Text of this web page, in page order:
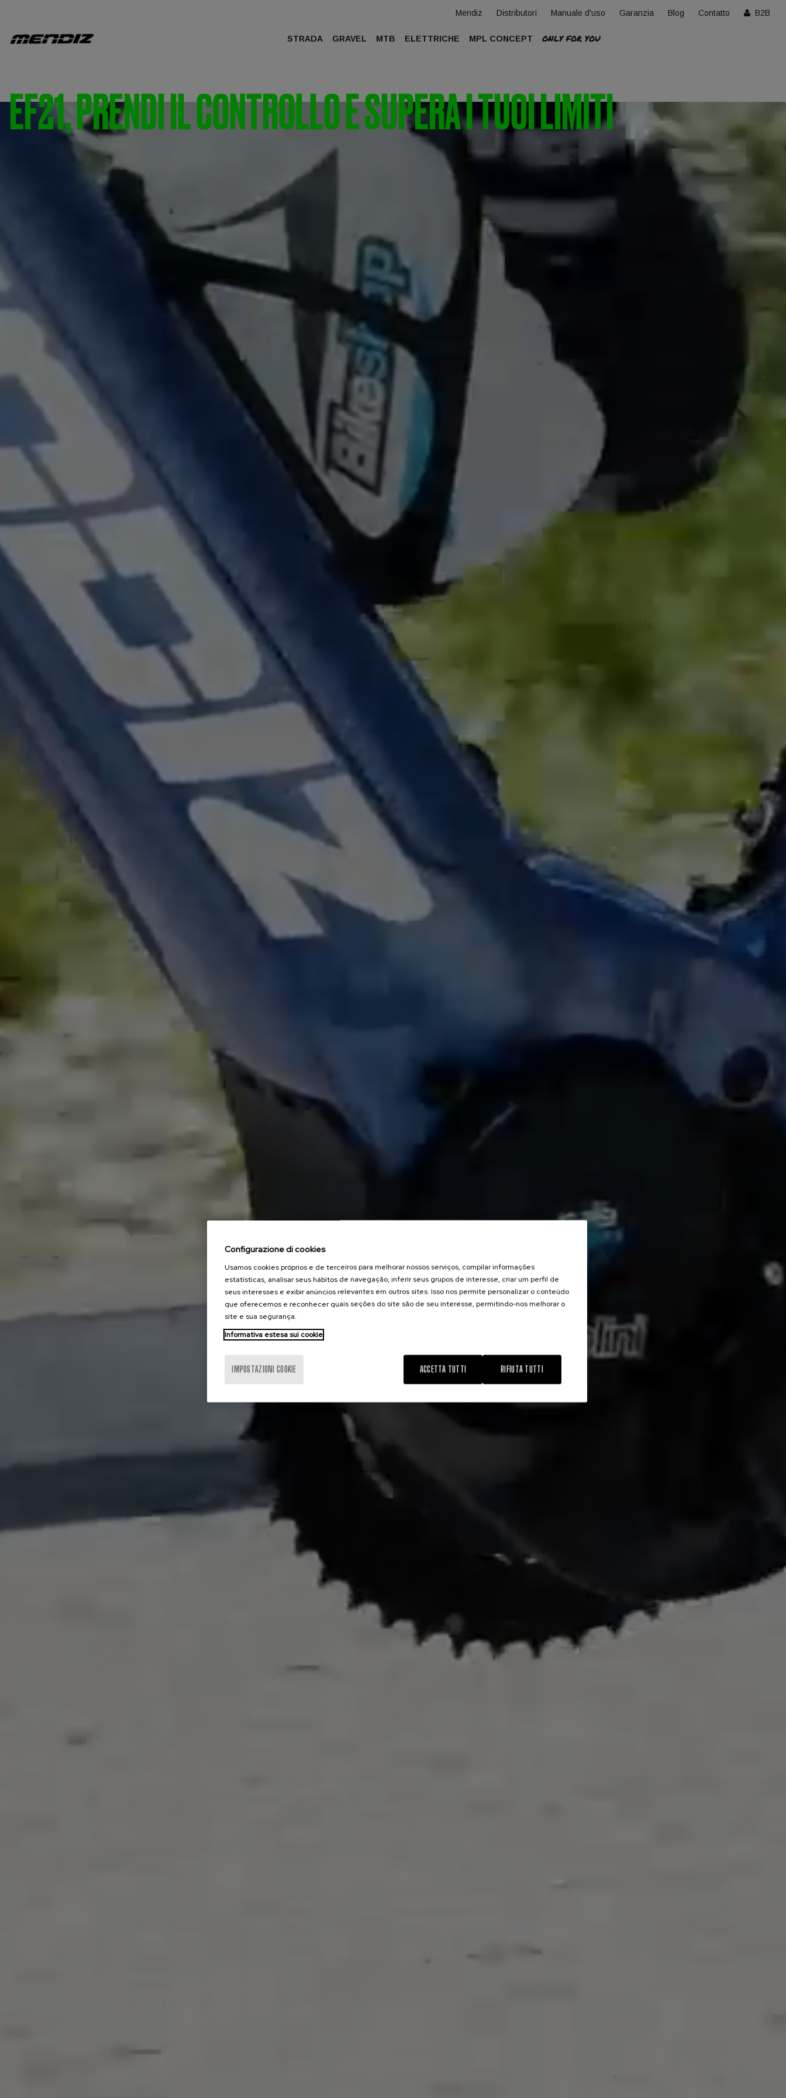
Mendiz Distributori Manuale d'uso Garanzia Blog Contatto B2B
STRADA GRAVEL MTB ELETTRICHE MPL CONCEPT ONLY FOR YOU
EF21, PRENDI IL CONTROLLO E SUPERA I TUOI LIMITI
Configurazione di cookies
Usamos cookies próprios e de terceiros para melhorar nossos serviços, compilar informações
estatísticas, analisar seus hábitos de navegação, inferir seus grupos de interesse, criar um perfil de
seus interesses e exibir anúncios relevantes em outros sites. Isso nos permite personalizar o conteúdo
que oferecemos e reconhecer quais seções do site são de seu interesse, permitindo-nos melhorar o
site e sua segurança.
Informativa estesa sui cookie
IMPOSTAZIONI COOKIE RIFIUTA TUTTI
ACCETTA TUTTI